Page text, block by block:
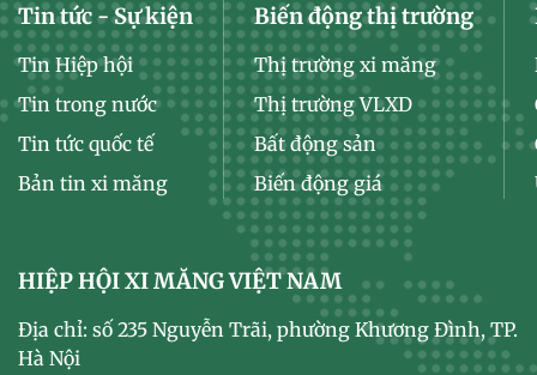
Tin tức - Sự kiện
Tin Hiệp hội
Tin trong nước
Tin tức quốc tế
Bản tin xi măng
Biến động thị trường
Thị trường xi măng
Thị trường VLXD
Bất động sản
Biến động giá
HIỆP HỘI XI MĂNG VIỆT NAM
Địa chỉ: số 235 Nguyễn Trãi, phường Khương Đình, TP.
Hà Nội